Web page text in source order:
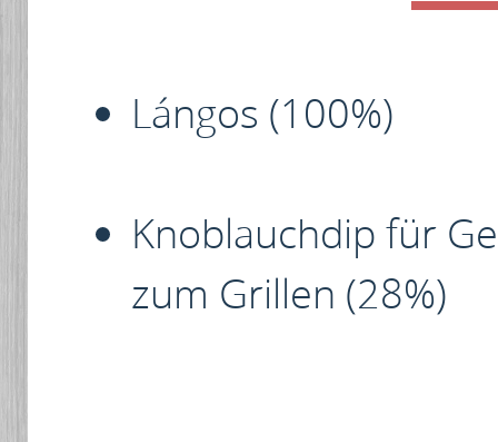
Lángos (100%)
Knoblauchdip für
zum Grillen (28%)